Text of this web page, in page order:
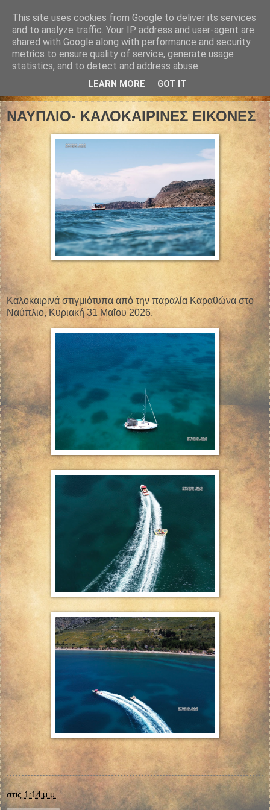
ΝΑΥΠΛΙΟ- ΚΑΛΟΚΑΙΡΙΝΕΣ ΕΙΚΟΝΕΣ
Καλοκαιρινά στιγμιότυπα από την παραλία Καραθώνα στο
Ναύπλιο, Κυριακή 31 Μαΐου 2026.
στις 1:14 μ.μ.
This site uses cookies from Google to deliver its services
and to analyze traffic. Your IP address and user-agent are
shared with Google along with performance and security
metrics to ensure quality of service, generate usage
statistics, and to detect and address abuse.
LEARN MORE GOT IT